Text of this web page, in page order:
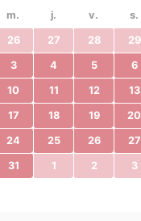
m. j. v. s.
26 27 28 29
3 4 5 6
10 11 12 13
17 18 19 20
24 25 26 27
31 1 2 3